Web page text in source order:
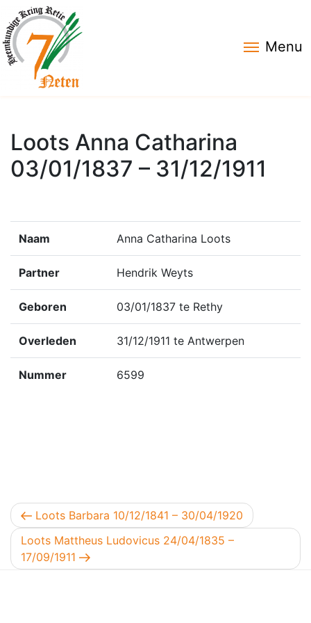
Menu
Loots Anna Catharina
03/01/1837 – 31/12/1911
Naam Anna Catharina Loots
Partner Hendrik Weyts
Geboren 03/01/1837 te Rethy
Overleden 31/12/1911 te Antwerpen
Nummer 6599
Berichtnavigatie
Vorig bericht
Loots Barbara 10/12/1841 – 30/04/1920
Volgend bericht
Loots Mattheus Ludovicus 24/04/1835 –
17/09/1911